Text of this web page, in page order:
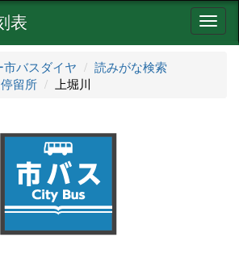
ナ
ビ
表
バスダイヤ
読みがな検索
留所
上堀川